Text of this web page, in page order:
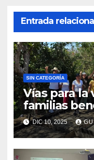
Entrada
SIN CATEGORÍA
Vías para la
familias
placahuella
DIC 10, 2025